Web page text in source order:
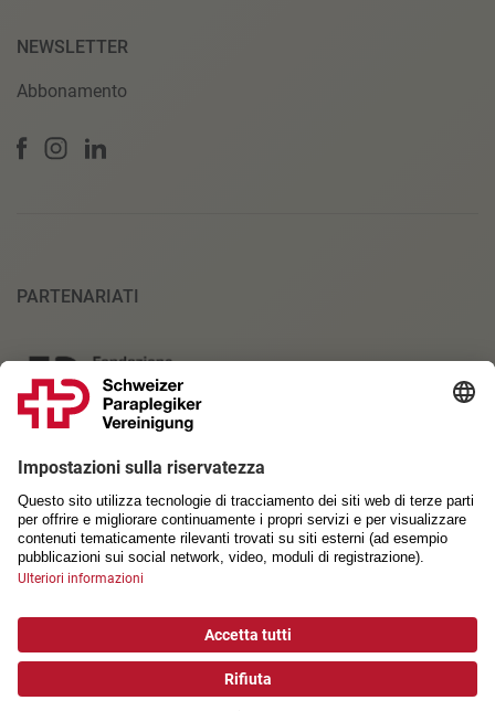
NEWSLETTER
Abbonamento
PARTENARIATI